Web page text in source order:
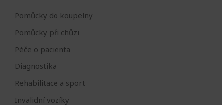
Pomůcky do koupelny
Pomůcky při chůzi
Péče o pacienta
Diagnostika
Rehabilitace a sport
Invalidní vozíky